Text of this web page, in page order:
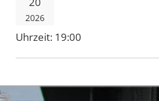
2026
Uhrzeit: 19:00